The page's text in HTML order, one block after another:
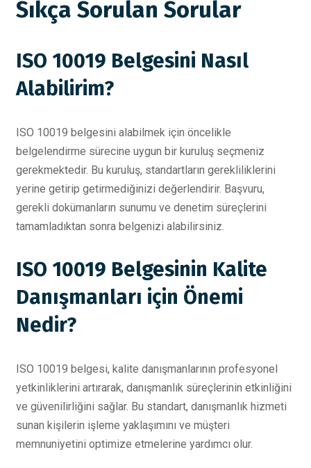
Sıkça Sorulan Sorular
ISO 10019 Belgesini Nasıl
Alabilirim?
ISO 10019 belgesini alabilmek için öncelikle
belgelendirme sürecine uygun bir kuruluş seçmeniz
gerekmektedir. Bu kuruluş, standartların gerekliliklerini
yerine getirip getirmediğinizi değerlendirir. Başvuru,
gerekli dokümanların sunumu ve denetim süreçlerini
tamamladıktan sonra belgenizi alabilirsiniz.
ISO 10019 Belgesinin Kalite
Danışmanları için Önemi
Nedir?
ISO 10019 belgesi, kalite danışmanlarının profesyonel
yetkinliklerini artırarak, danışmanlık süreçlerinin etkinliğini
ve güvenilirliğini sağlar. Bu standart, danışmanlık hizmeti
sunan kişilerin işleme yaklaşımını ve müşteri
memnuniyetini optimize etmelerine yardımcı olur.